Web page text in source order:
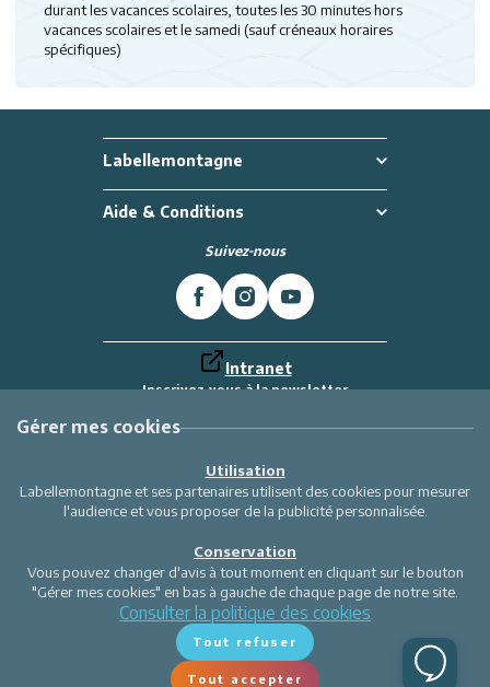
durant les vacances scolaires, toutes les 30 minutes hors
vacances scolaires et le samedi (sauf créneaux horaires
spécifiques)
Labellemontagne
Aide & Conditions
Suivez-nous
Intranet
Inscrivez-vous à la newsletter
Labellemontagne
Gérer mes cookies
Utilisation
Labellemontagne et ses partenaires utilisent des cookies pour mesurer
l'audience et vous proposer de la publicité personnalisée.
Conservation
Vous pouvez changer d'avis à tout moment en cliquant sur le bouton
"Gérer mes cookies" en bas à gauche de chaque page de notre site.
Consulter la politique des cookies
Tout refuser
Tout accepter